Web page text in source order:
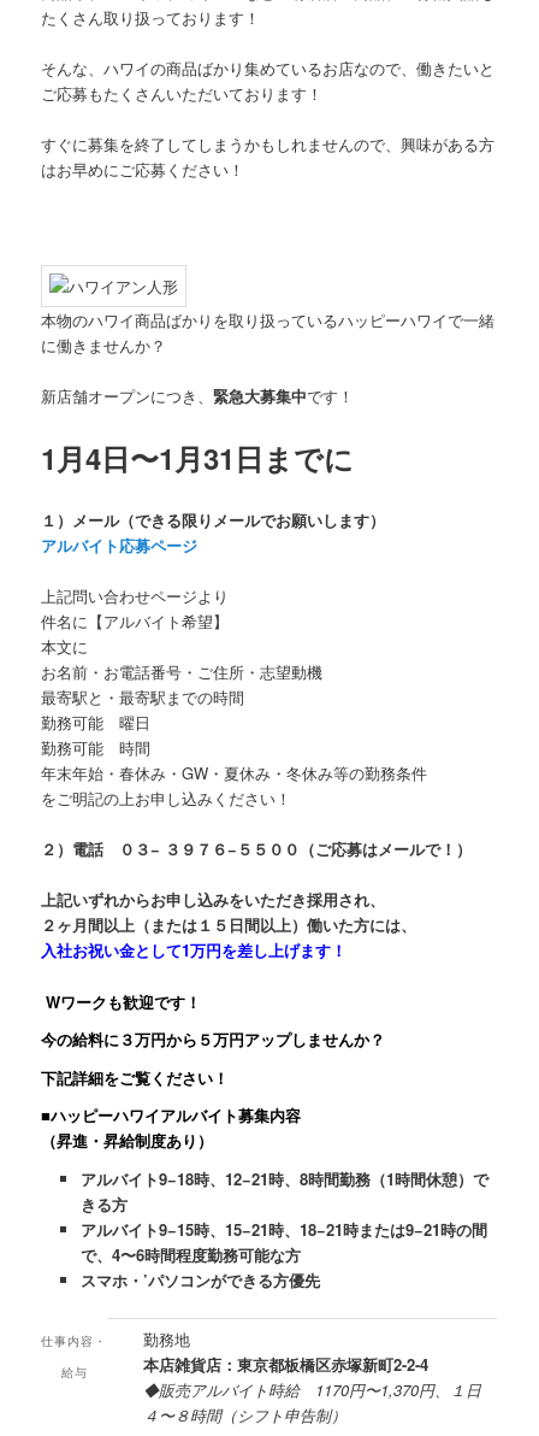
たくさん取り扱っております！
そんな、ハワイの商品ばかり集めているお店なので、働きたいと
ご応募もたくさんいただいております！
すぐに募集を終了してしまうかもしれませんので、興味がある方
はお早めにご応募ください！
本物のハワイ商品ばかりを取り扱っているハッピーハワイで一緒
に働きませんか？
新店舗オープンにつき、緊急大募集中です！
1 月4日〜1月31日までに
１）メール（できる限りメールでお願いします）
アルバイト応募ページ
上記問い合わせページより
件名に【アルバイト希望】
本文に
お名前・お電話番号・ご住所・志望動機
最寄駅と・最寄駅までの時間
勤務可能 曜日
勤務可能 時間
年末年始・春休み・GW・夏休み・冬休み等の勤務条件
をご明記の上お申し込みください！
２）電話 ０３− ３９７６−５５００（ご応募はメールで！）
上記いずれからお申し込みをいただき採用され、
２ヶ月間以上（または１５日間以上）働いた方には、
入社お祝い金として1万円を差し上げます！
Wワークも歓迎です！
今の給料に３万円から５万円アップしませんか？
下記詳細をご覧ください！
■ハッピーハワイアルバイト募集内容
（昇進・昇給制度あり）
アルバイト9−18時、12−21時、8時間勤務（1時間休憩）で
きる方
アルバイト9−15時、15−21時、18−21時または9−21時の間
で、4〜6時間程度勤務可能な方
スマホ・’パソコンができる方優先
仕事内容・
給与
勤務地
本店雑貨店：東京都板橋区赤塚新町2-2-4
◆販売アルバイト時給 1170円〜1,370円、１日
４〜８時間（シフト申告制）